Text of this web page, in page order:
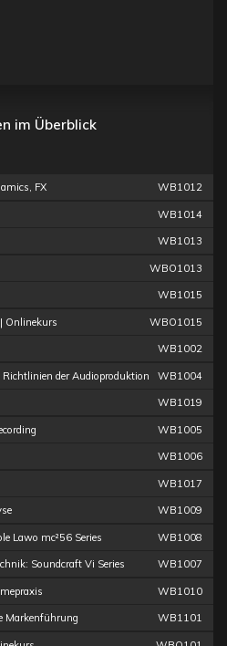
im Überblick
FX WB1012
WB1014
WB1013
WBO1013
WB1015
Onlinekurs WBO1015
WB1002
der Audioproduktion WB1004
WB1019
WB1005
WB1006
WB1017
WB1009
Lawo mc²56 Series WB1008
Soundcraft Vi Series WB1007
WB1010
Markenführung WB1101